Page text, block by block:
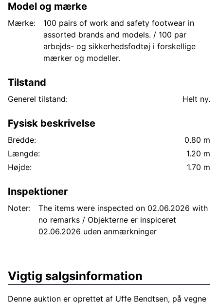
Model og mærke
Mærke:
100 pairs of work and safety footwear in
assorted brands and models. / 100 par
arbejds- og sikkerhedsfodtøj i forskellige
mærker og modeller.
Tilstand
Generel tilstand: Helt ny.
Fysisk beskrivelse
Bredde:
0.80 m
Længde:
1.20 m
Højde:
1.70 m
Inspektioner
Noter:
The items were inspected on 02.06.2026 with
no remarks / Objekterne er inspiceret
02.06.2026 uden anmærkninger
Vigtig salgsinformation
Denne auktion er oprettet af Uffe Bendtsen, på vegne